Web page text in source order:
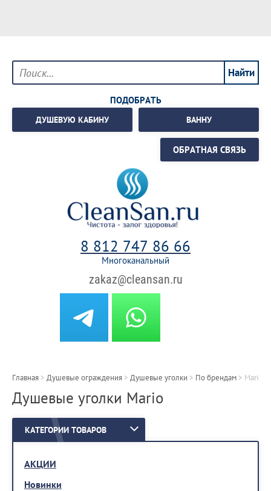
ПОДОБРАТЬ
ДУШЕВУЮ КАБИНУ ВАННУ
ОБРАТНАЯ СВЯЗЬ
8 812 747 86 66
Многоканальный
zakaz@cleansan.ru
Главная > Душевые ограждения > Душевые уголки > По брендам > Mario
Душевые уголки Mario
КАТЕГОРИИ ТОВАРОВ
АКЦИИ
Новинки